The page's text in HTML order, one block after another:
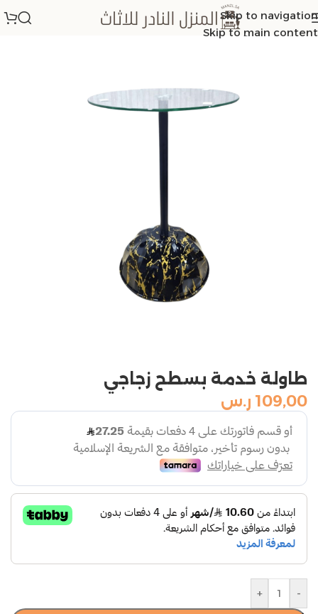
Skip to navigation
Skip to main content
الرئيسية/طاولات خدمة
طاولة خدمة بسطح زجاجي
109,00 ر.س
-
+